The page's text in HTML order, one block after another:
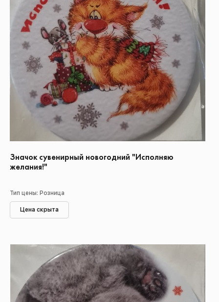
Значок сувенирный новогодний "Исполняю
желания!"
Тип цены: Розница
Цена скрыта